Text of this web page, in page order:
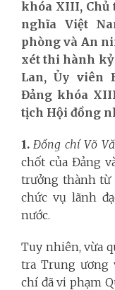
khóa XIII, Chủ
nghĩa Việt
phòng và An
xét thi hành
Lan, Ủy viên
Đảng khóa
tịch Hội đồng
1. Đồng chí Võ
chốt của Đảng
trưởng thành từ
chức vụ lãnh
nước.
Tuy nhiên, vừa
tra Trung ương
chí đã vi phạm